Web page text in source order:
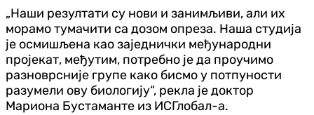
„Наши резултати су нови и занимљиви, али их
морамо тумачити са дозом опреза. Наша студија
је осмишљена као заједнички међународни
пројекат, међутим, потребно је да проучимо
разноврсније групе како бисмо у потпуности
разумели ову биологију“, рекла је доктор
Мариона Бустаманте из ИСГлобал-а.